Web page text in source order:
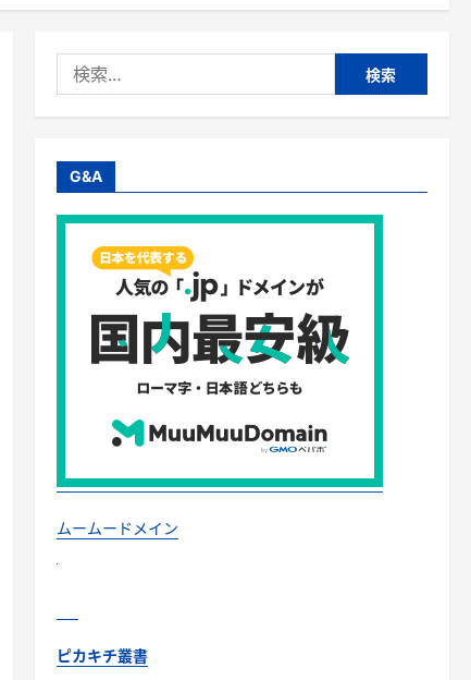
索:
G&A
ムームードメイン
ピカキチ叢書